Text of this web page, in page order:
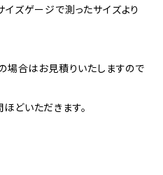
イズゲージで測ったサイズより
合はお見積りいたしますので
どいただきます。